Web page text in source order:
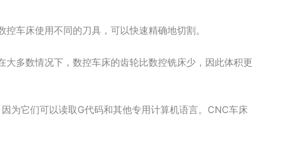
车床使用不同的刀具，可以快速精确地切割。
多数情况下，数控车床的齿轮比数控铣床少，因此体积更
为它们可以读取G代码和其他专用计算机语言。CNC车床